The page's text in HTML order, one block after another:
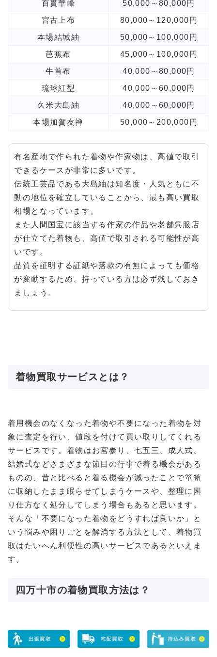
百貫華峰 50,000～80,000円
宮古上布 80,000～120,000円
本場結城紬 50,000～100,000円
芭蕉布 45,000～100,000円
牛首布 40,000～80,000円
琉球紅型 40,000～60,000円
久米大島紬 40,000～60,000円
本場加賀友禅 50,000～200,000円
有名産地で作られた着物や作家物は、高値で取引
できるケースが非常に多いです。
伝統工芸品である大島紬は知名度・人気ともに不
動の地位を確立していることから、最も高い買取
相場となっています。
また人間国宝に該当する作家の作品や老舗呉服店
が仕立てた着物も、高値で取引される可能性が高
いです。
品質を証明する証紙や落款の有無によっても価格
が変動するため、持っている方は必ず残しておき
ましょう。
着物買取サービスとは？
着用機会のなくなった着物や不要になった着物を対
象に査定を行い、値段を付けて買い取りしてくれる
サービスです。着物はお宮参り、七五三、成人式、
結婚式などさまざまな節目の行事で着る機会がある
ものの、昔と比べると着る機会が減ったことで箪笥
に収納したまま眠らせてしまうケースや、整理に困
り仕方なく処分してしまう場合もあると思います。
そんな「不要になった着物をどうすれば良いか」と
いう悩みや困りごとを解消する方法として、着物買
取はたいへん利便性の高いサービスであるといえま
す。
四万十市の着物買取方法は？